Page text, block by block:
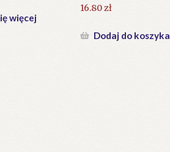
więcej
16.80zł
Dodaj do koszyka